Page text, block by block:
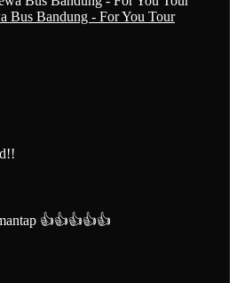
Bus Bandung - For You Tour
👍👍👍👍👍